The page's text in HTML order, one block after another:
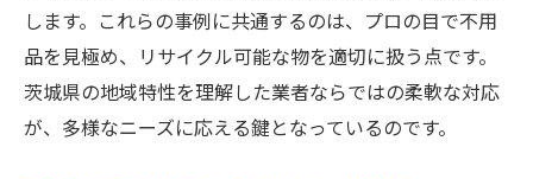
片付け屋ハリィの不用品回収が選ばれる理
由
茨城県での不用品回収における利点を解説
片付け屋ハリィで体験する安心の回収サー
します。これらの事例に共通するのは、プロの目で不用
品を見極め、リサイクル可能な物を適切に扱う点です。
茨城県の地域特性を理解した業者ならではの柔軟な対応
が、多様なニーズに応える鍵となっているのです。